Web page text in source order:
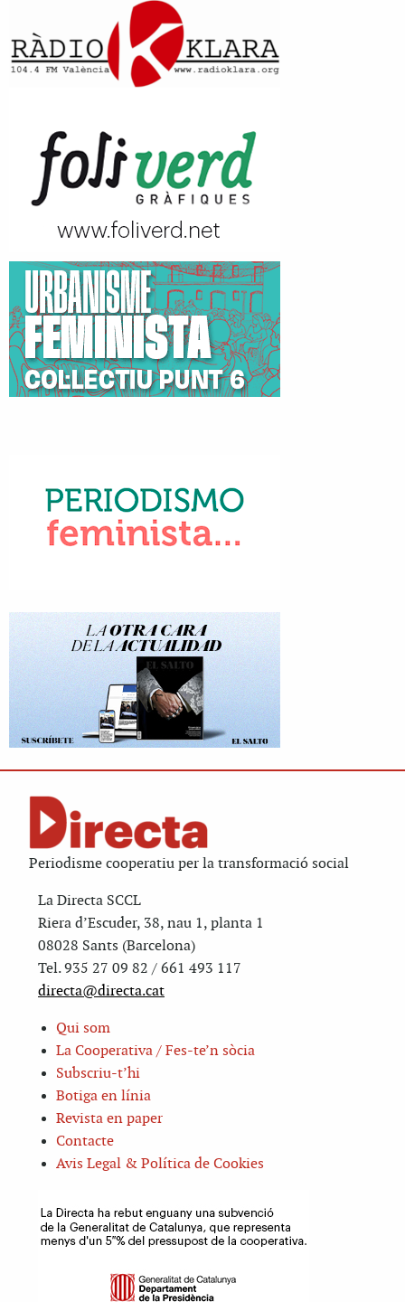
Periodisme cooperatiu per la transformació social
La Directa SCCL
Riera d’Escuder, 38, nau 1, planta 1
08028 Sants (Barcelona)
Tel. 935 27 09 82 / 661 493 117
directa@directa.cat
Qui som
La Cooperativa / Fes-te’n sòcia
Subscriu-t’hi
Botiga en línia
Revista en paper
Contacte
Avis Legal & Política de Cookies